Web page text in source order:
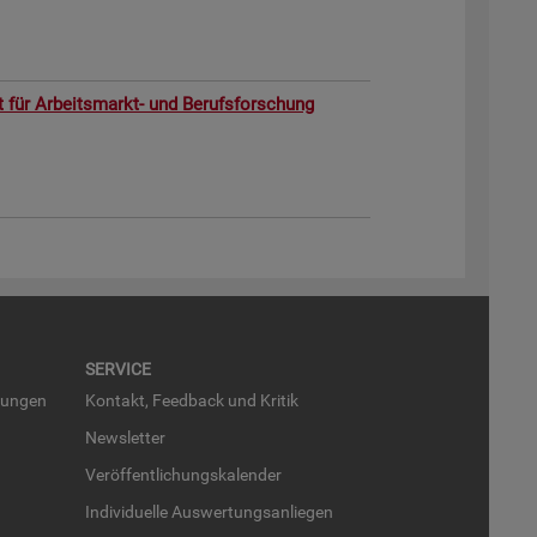
Ar­beits­markt- und Be­rufs­for­schung
SER­VICE
Kon­takt, Feed­back und Kri­tik
News­let­ter
Ver­öf­fent­li­chungs­ka­len­der
In­di­vi­du­el­le Aus­wer­tungs­an­lie­gen